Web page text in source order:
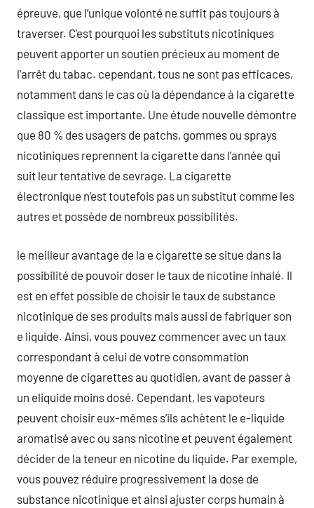
épreuve, que l’unique volonté ne suffit pas toujours à
traverser. C’est pourquoi les substituts nicotiniques
peuvent apporter un soutien précieux au moment de
l’arrêt du tabac. cependant, tous ne sont pas efficaces,
notamment dans le cas où la dépendance à la cigarette
classique est importante. Une étude nouvelle démontre
que 80 % des usagers de patchs, gommes ou sprays
nicotiniques reprennent la cigarette dans l’année qui
suit leur tentative de sevrage. La cigarette
électronique n’est toutefois pas un substitut comme les
autres et possède de nombreux possibilités.
le meilleur avantage de la e cigarette se situe dans la
possibilité de pouvoir doser le taux de nicotine inhalé. Il
est en effet possible de choisir le taux de substance
nicotinique de ses produits mais aussi de fabriquer son
e liquide. Ainsi, vous pouvez commencer avec un taux
correspondant à celui de votre consommation
moyenne de cigarettes au quotidien, avant de passer à
un eliquide moins dosé. Cependant, les vapoteurs
peuvent choisir eux-mêmes s’ils achètent le e-liquide
aromatisé avec ou sans nicotine et peuvent également
décider de la teneur en nicotine du liquide. Par exemple,
vous pouvez réduire progressivement la dose de
substance nicotinique et ainsi ajuster corps humain à